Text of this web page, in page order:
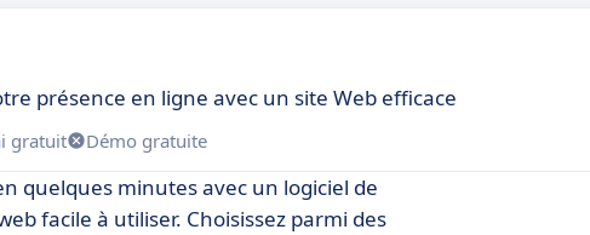
présence en ligne avec un site Web efficace
gratuit Démo gratuite
quelques minutes avec un logiciel de
facile à utiliser. Choisissez parmi des